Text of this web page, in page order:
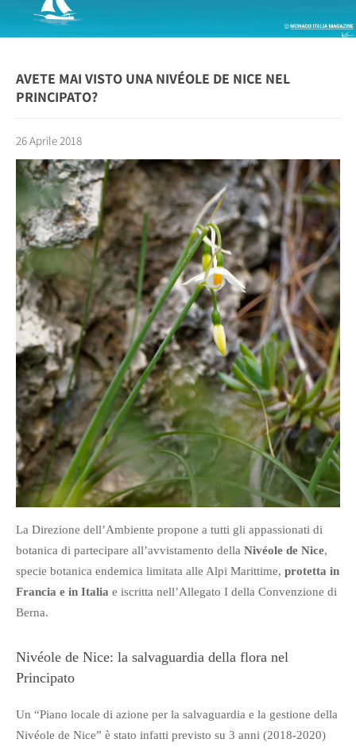
AVETE MAI VISTO UNA NIVÉOLE DE NICE NEL
PRINCIPATO?
26 Aprile 2018
La Direzione dell’Ambiente propone a tutti gli appassionati di
botanica di partecipare all’avvistamento della Nivéole de Nice,
specie botanica endemica limitata alle Alpi Marittime, protetta in
Francia e in Italia e iscritta nell’Allegato I della Convenzione di
Berna.
Nivéole de Nice: la salvaguardia della flora nel
Principato
Un “Piano locale di azione per la salvaguardia e la gestione della
Nivéole de Nice” è stato infatti previsto su 3 anni (2018-2020)